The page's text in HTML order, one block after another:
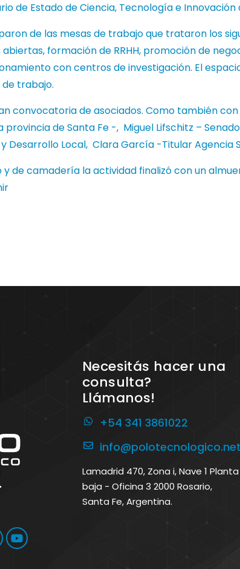
de Estado de Ciencia, Tecnología e
de las mesas de trabajo que trataron los
formación de RRHH, promoción de
con centros de investigación. El
trabajo.
convocatoria de asociados. Como también
de Santa Fe -, Miguel Lifschitz –
Desarrollo Local, Clara García -Titular Agencia
de camadería la actividad finalizó con un
Necesitás hacer una
consulta?
Llámanos!
+54 341 3861022
info@polotecnologico.net
Lamadrid 470, Zona i, Nave 1 Planta
baja - Oficina 3 2000 Rosario,
Santa Fe, Argentina.